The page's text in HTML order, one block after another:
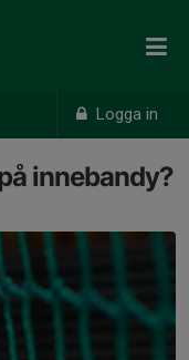
Logga in
innebandy?